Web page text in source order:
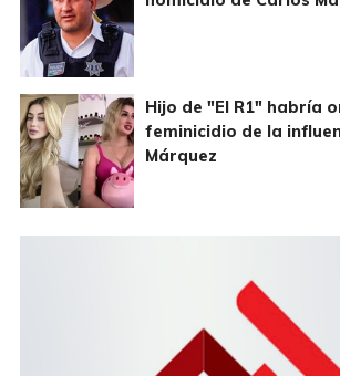
Hijo de "El R1" habría
feminicidio de la
Márquez